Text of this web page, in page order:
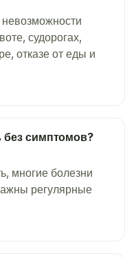
судорогах,
отказе от еды и
без симптомов?
многие болезни
регулярные